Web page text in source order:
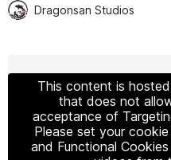
Dragonsan Studios
This content is
that does not
acceptance of
Please set your
and Functional